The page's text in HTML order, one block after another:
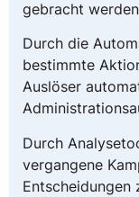
gebracht
Durch die
bestimmte
Auslöser
Durch
vergangene
Entscheidungen